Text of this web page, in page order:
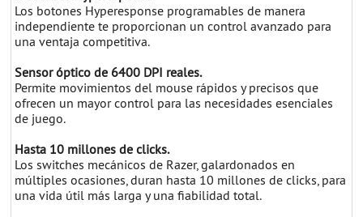
Los botones Hyperesponse programables de manera
independiente te proporcionan un control avanzado para
una ventaja competitiva.
Sensor óptico de 6400 DPI reales.
Permite movimientos del mouse rápidos y precisos que
ofrecen un mayor control para las necesidades esenciales
de juego.
Hasta 10 millones de clicks.
Los switches mecánicos de Razer, galardonados en
múltiples ocasiones, duran hasta 10 millones de clicks, para
una vida útil más larga y una fiabilidad total.